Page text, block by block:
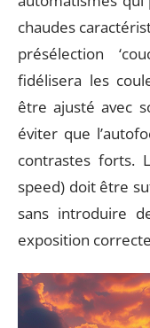
chaudes
présélection
fidélisera les
être ajusté avec
éviter que
contrastes forts.
speed) doit être
sans introduire
exposition